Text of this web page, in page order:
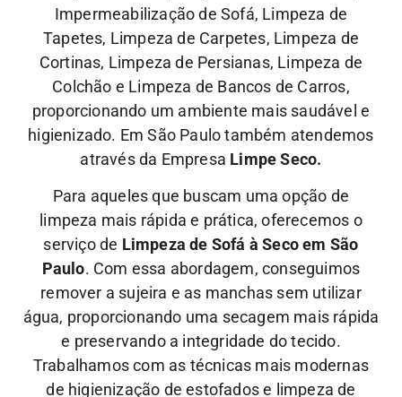
Impermeabilização de Sofá, Limpeza de
Tapetes, Limpeza de Carpetes, Limpeza de
Cortinas, Limpeza de Persianas, Limpeza de
Colchão e Limpeza de Bancos de Carros,
proporcionando um ambiente mais saudável e
higienizado. Em São Paulo também atendemos
através da Empresa Limpe Seco.
Para aqueles que buscam uma opção de
limpeza mais rápida e prática, oferecemos o
serviço de Limpeza de Sofá à Seco em São
Paulo. Com essa abordagem, conseguimos
remover a sujeira e as manchas sem utilizar
água, proporcionando uma secagem mais rápida
e preservando a integridade do tecido.
Trabalhamos com as técnicas mais modernas
de higienização de estofados e limpeza de